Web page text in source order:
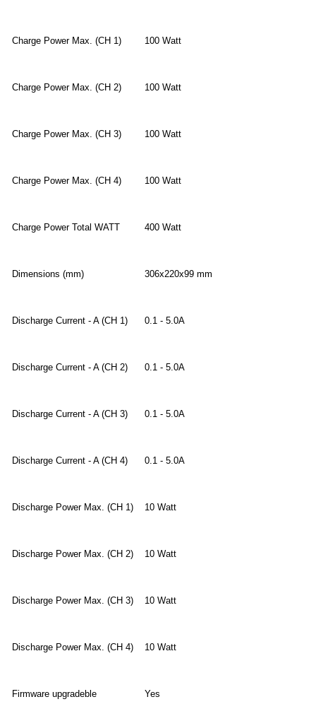
Charge Power Max. (CH 1) 100 Watt
Charge Power Max. (CH 2) 100 Watt
Charge Power Max. (CH 3) 100 Watt
Charge Power Max. (CH 4) 100 Watt
Charge Power Total WATT 400 Watt
Dimensions (mm) 306x220x99 mm
Discharge Current - A (CH 1) 0.1 - 5.0A
Discharge Current - A (CH 2) 0.1 - 5.0A
Discharge Current - A (CH 3) 0.1 - 5.0A
Discharge Current - A (CH 4) 0.1 - 5.0A
Discharge Power Max. (CH 1) 10 Watt
Discharge Power Max. (CH 2) 10 Watt
Discharge Power Max. (CH 3) 10 Watt
Discharge Power Max. (CH 4) 10 Watt
Firmware upgradeble Yes